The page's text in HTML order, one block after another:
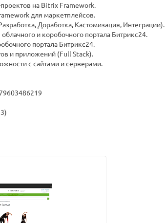
на Bitrix Framework.
для маркетплейсов.
Доработка, Кастомизация, Интеграции).
и коробочного портала Битрикс24.
портала Битрикс24.
и приложений (Full Stack).
с сайтами и серверами.